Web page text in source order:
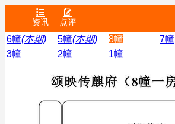

资讯

点评
6幢(本期) 5幢(本期) 8幢 7幢
3幢
2幢 1幢